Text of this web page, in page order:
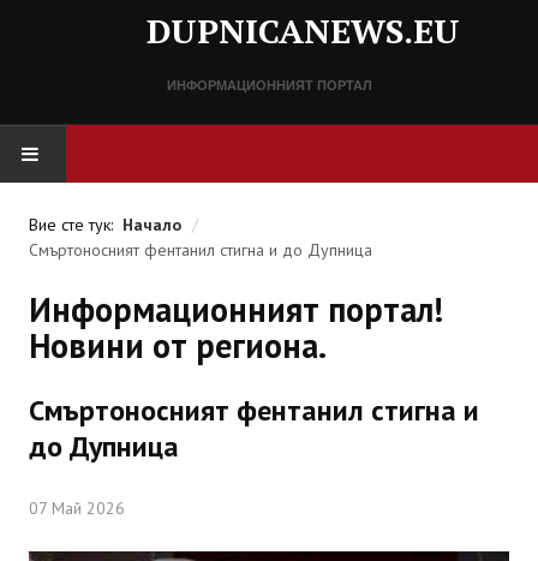
DUPNICANEWS.EU
ИНФОРМАЦИОННИЯТ ПОРТАЛ
СПРАВОЧНИК
Важни телефонни номера
ИНТЕРВЮ
Вие сте тук: Начало /
Смъртоносният фентанил стигна и до Дупница
Информационният портал!
Новини от региона.
Смъртоносният фентанил стигна и
до Дупница
07 Май 2026